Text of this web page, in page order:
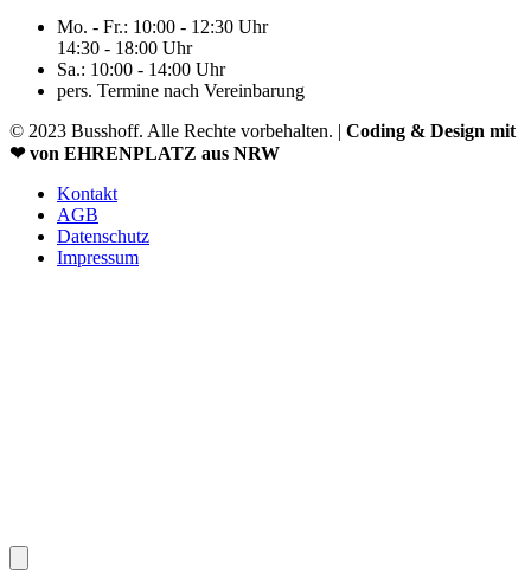
Mo. - Fr.: 10:00 - 12:30 Uhr
14:30 - 18:00 Uhr
Sa.: 10:00 - 14:00 Uhr
pers. Termine nach Vereinbarung
© 2023 Busshoff. Alle Rechte vorbehalten. | Coding & Design mit
❤ von EHRENPLATZ aus NRW
Kontakt
AGB
Datenschutz
Impressum